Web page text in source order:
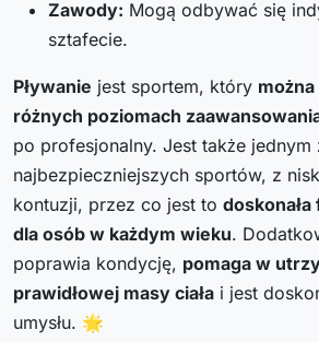
Zawody: Mogą odbywać się
sztafecie.
Pływanie jest sportem, który
różnych poziomach
po profesjonalny. Jest także jednym
najbezpieczniejszych sportów, z
kontuzji, przez co jest to
dla osób w każdym wieku.
poprawia kondycję, pomaga w
prawidłowej masy ciała i jest
umysłu. 🌟